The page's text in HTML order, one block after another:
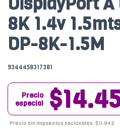
8K 1.4v
DP-8K-1.5M
9344458317381
Precio
especial
Precio sin impuestos nacionales: $11.942